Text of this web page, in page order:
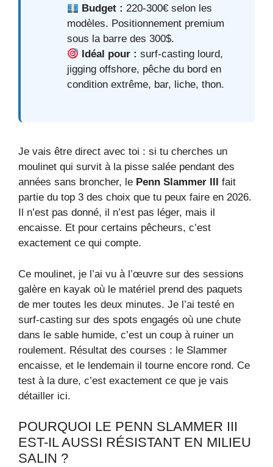
Budget : 220-300€ selon les
modèles. Positionnement premium
sous la barre des 300$.
Idéal pour : surf-casting lourd,
jigging offshore, pêche du bord en
condition extrême, bar, liche, thon.
Je vais être direct avec toi : si tu cherches un
moulinet qui survit à la pisse salée pendant des
années sans broncher, le Penn Slammer III
fait
partie du top 3 des choix que tu peux faire en 2026.
Il n’est pas donné, il n’est pas léger, mais il
encaisse. Et pour certains pêcheurs, c’est
exactement ce qui compte.
Ce moulinet, je l’ai vu à l’œuvre sur des sessions
galère en kayak où le matériel prend des paquets
de mer toutes les deux minutes. Je l’ai testé en
surf-casting sur des spots engagés où une chute
dans le sable humide, c’est un coup à ruiner un
roulement. Résultat des courses : le Slammer
encaisse, et le lendemain il tourne encore rond. Ce
test à la dure, c’est exactement ce que je vais
détailler ici.
POURQUOI LE PENN SLAMMER III
EST-IL AUSSI RÉSISTANT EN MILIEU
SALIN ?